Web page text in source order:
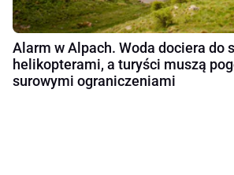
Alarm w Alpach. Woda dociera do
helikopterami, a turyści muszą
surowymi ograniczeniami